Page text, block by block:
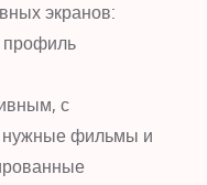
экранов:
профиль
с
нужные фильмы и